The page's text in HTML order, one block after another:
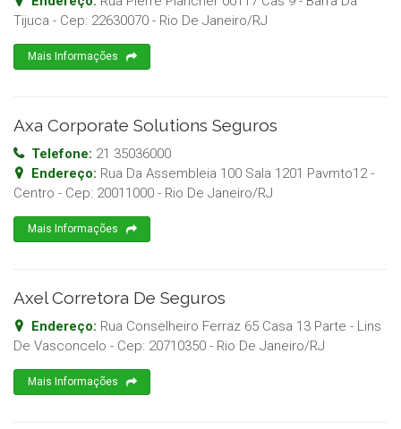
Tijuca - Cep: 22630070 - Rio De Janeiro/RJ
Mais Informações
Axa Corporate Solutions Seguros
Telefone: 21 35036000
Endereço: Rua Da Assembleia 100 Sala 1201 Pavmto12 -
Centro - Cep: 20011000 - Rio De Janeiro/RJ
Mais Informações
Axel Corretora De Seguros
Endereço: Rua Conselheiro Ferraz 65 Casa 13 Parte - Lins
De Vasconcelo - Cep: 20710350 - Rio De Janeiro/RJ
Mais Informações